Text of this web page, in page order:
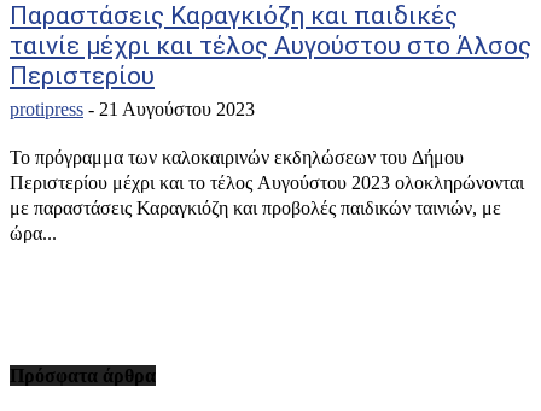
Παραστάσεις Καραγκιόζη και παιδικές
ταινίε μέχρι και τέλος Αυγούστου στο Άλσος
Περιστερίου
protipress - 21 Αυγούστου 2023
Το πρόγραμμα των καλοκαιρινών εκδηλώσεων του Δήμου
Περιστερίου μέχρι και το τέλος Αυγούστου 2023 ολοκληρώνονται
με παραστάσεις Καραγκιόζη και προβολές παιδικών ταινιών, με
ώρα...
Πρόσφατα άρθρα